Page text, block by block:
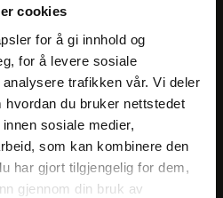
cookies
for å gi innhold og
for å levere sosiale
trafikken vår. Vi deler
du bruker nettstedet
sosiale medier,
som kan kombinere den
har gjort tilgjengelig for dem,
gjennom din bruk av
produkter,
kampanjer.